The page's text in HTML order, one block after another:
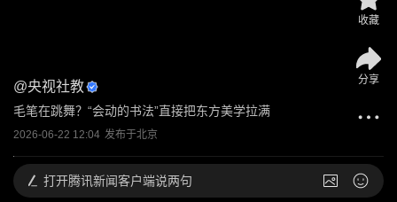
@央视社教
毛笔在跳舞？“会动的书法”直接把东方美学拉满
2026-06-22 12:04 发布于北京
收藏
分享
打开腾讯新闻客户端说两句